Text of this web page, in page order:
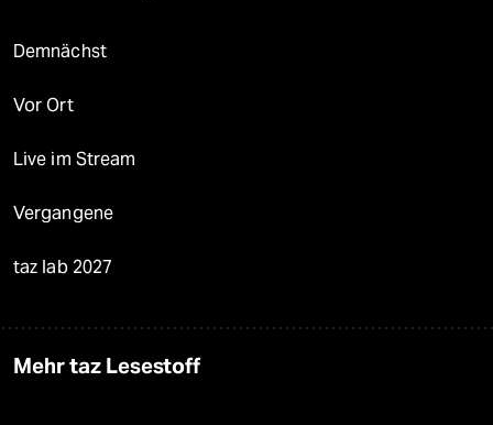
Demnächst
Vor Ort
Live im Stream
Vergangene
taz lab 2027
Mehr taz Lesestoff